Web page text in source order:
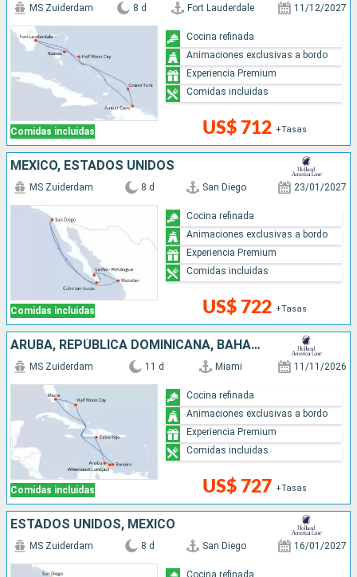
Comidas incluidas
MS Zuiderdam 8 d Fort Lauderdale 11/12/2027
US$ 712 +Tasas
Cocina refinada
Animaciones exclusivas a bordo
Experiencia Premium
Comidas incluidas
MÉXICO, ESTADOS UNIDOS
Comidas incluidas
MS Zuiderdam 8 d San Diego 23/01/2027
US$ 722 +Tasas
Cocina refinada
Animaciones exclusivas a bordo
Experiencia Premium
Comidas incluidas
ARUBA, REPÚBLICA DOMINICANA, BAHAMAS, ESTADOS UNIDOS
Comidas incluidas
MS Zuiderdam 11 d Miami 11/11/2026
US$ 727 +Tasas
Cocina refinada
Animaciones exclusivas a bordo
Experiencia Premium
Comidas incluidas
ESTADOS UNIDOS, MÉXICO
MS Zuiderdam 8 d San Diego 16/01/2027
Cocina refinada